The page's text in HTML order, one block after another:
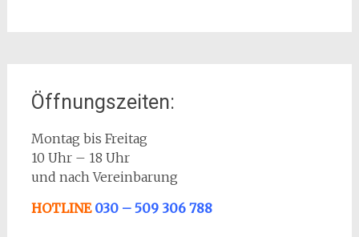
Öffnungszeiten:
Montag bis Freitag
10 Uhr – 18 Uhr
und nach Vereinbarung
HOTLINE 030 – 509 306 788